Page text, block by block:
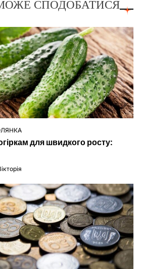
СПОДОБАТИСЯ
для швидкого росту: